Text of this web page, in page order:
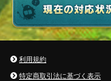
利用規約
特定商取引法に基づく表示